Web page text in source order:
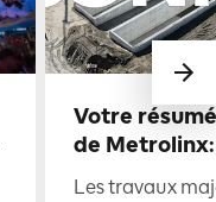
Votre
de
Les travaux